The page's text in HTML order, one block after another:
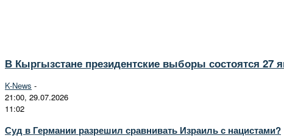
В Кыргызстане президентские выборы состоятся 27
K-News -
21:00, 29.07.2026
11:02
Суд в Германии разрешил сравнивать Израиль с нацистами?